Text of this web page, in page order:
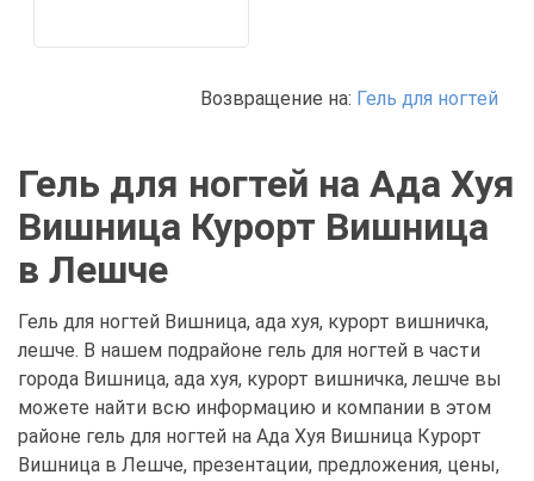
Возвращение на: Гель для ногтей
Гель для ногтей на Ада Хуя
Вишница Курорт Вишница
в Лешче
Гель для ногтей Вишница, ада хуя, курорт вишничка,
лешче. В нашем подрайоне гель для ногтей в части
города Вишница, ада хуя, курорт вишничка, лешче вы
можете найти всю информацию и компании в этом
районе гель для ногтей на Ада Хуя Вишница Курорт
Вишница в Лешче, презентации, предложения, цены,